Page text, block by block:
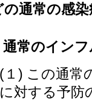
の通常の感
通常のイン
(１) この通常
に対する予防